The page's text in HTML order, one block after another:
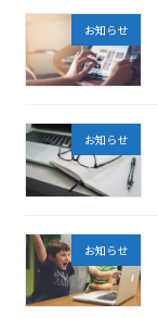
お知らせ
お知らせ
お知らせ